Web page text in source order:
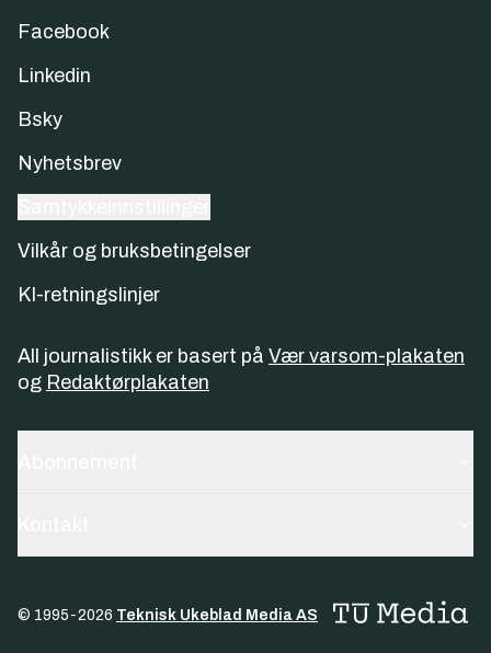
Facebook
Linkedin
Bsky
Nyhetsbrev
Vilkår og bruksbetingelser
KI-retningslinjer
All journalistikk er basert på Vær varsom-plakaten
og Redaktørplakaten
© 1995-2026 Teknisk Ukeblad Media AS